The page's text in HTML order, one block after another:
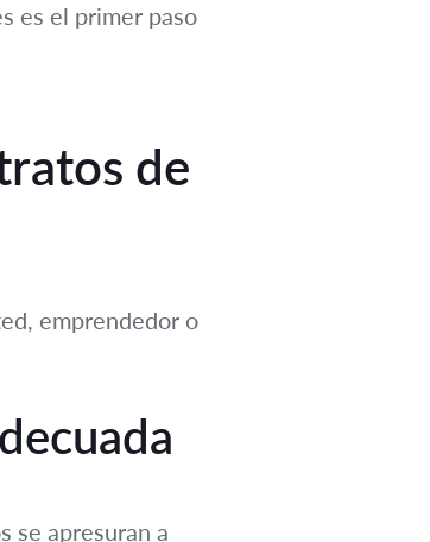
es el primer paso
de
emprendedor o
se apresuran a